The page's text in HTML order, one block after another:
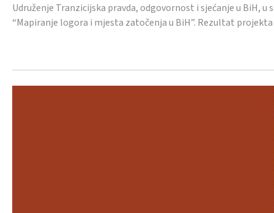
Udruženje Tranzicijska pravda, odgovornost i sjećanje u BiH,
“Mapiranje logora i mjesta zatočenja u BiH”. Rezultat